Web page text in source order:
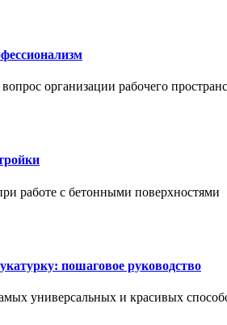
организации рабочего
работе с бетонными поверхностями
пошаговое руководство
универсальных и красивых